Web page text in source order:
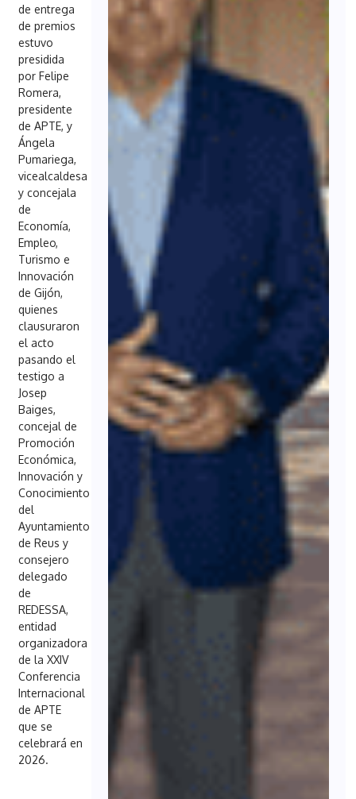
de entrega
de premios
estuvo
presidida
por Felipe
Romera,
presidente
de APTE, y
Ángela
Pumariega,
vicealcaldesa
y concejala
de
Economía,
Empleo,
Turismo e
Innovación
de Gijón,
quienes
clausuraron
el acto
pasando el
testigo a
Josep
Baiges,
concejal de
Promoción
Económica,
Innovación y
Conocimiento
del
Ayuntamiento
de Reus y
consejero
delegado
de
REDESSA,
entidad
organizadora
de la XXIV
Conferencia
Internacional
de APTE
que se
celebrará en
2026.